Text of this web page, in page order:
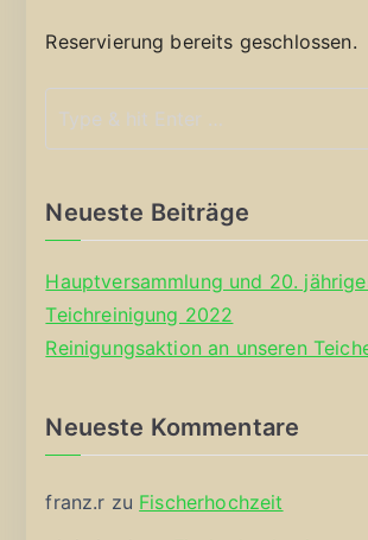
Reservierung bereits geschlossen.
Neueste Beiträge
Hauptversammlung und 20.
Teichreinigung 2022
Reinigungsaktion an unseren
Neueste Kommentare
franz.r zu Fischerhochzeit